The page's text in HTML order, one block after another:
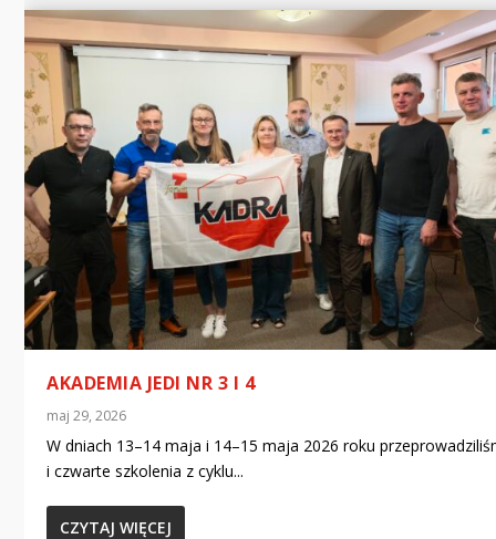
AKADEMIA JEDI NR 3 I 4
maj 29, 2026
W dniach 13–14 maja i 14–15 maja 2026 roku
i czwarte szkolenia z cyklu...
CZYTAJ WIĘCEJ